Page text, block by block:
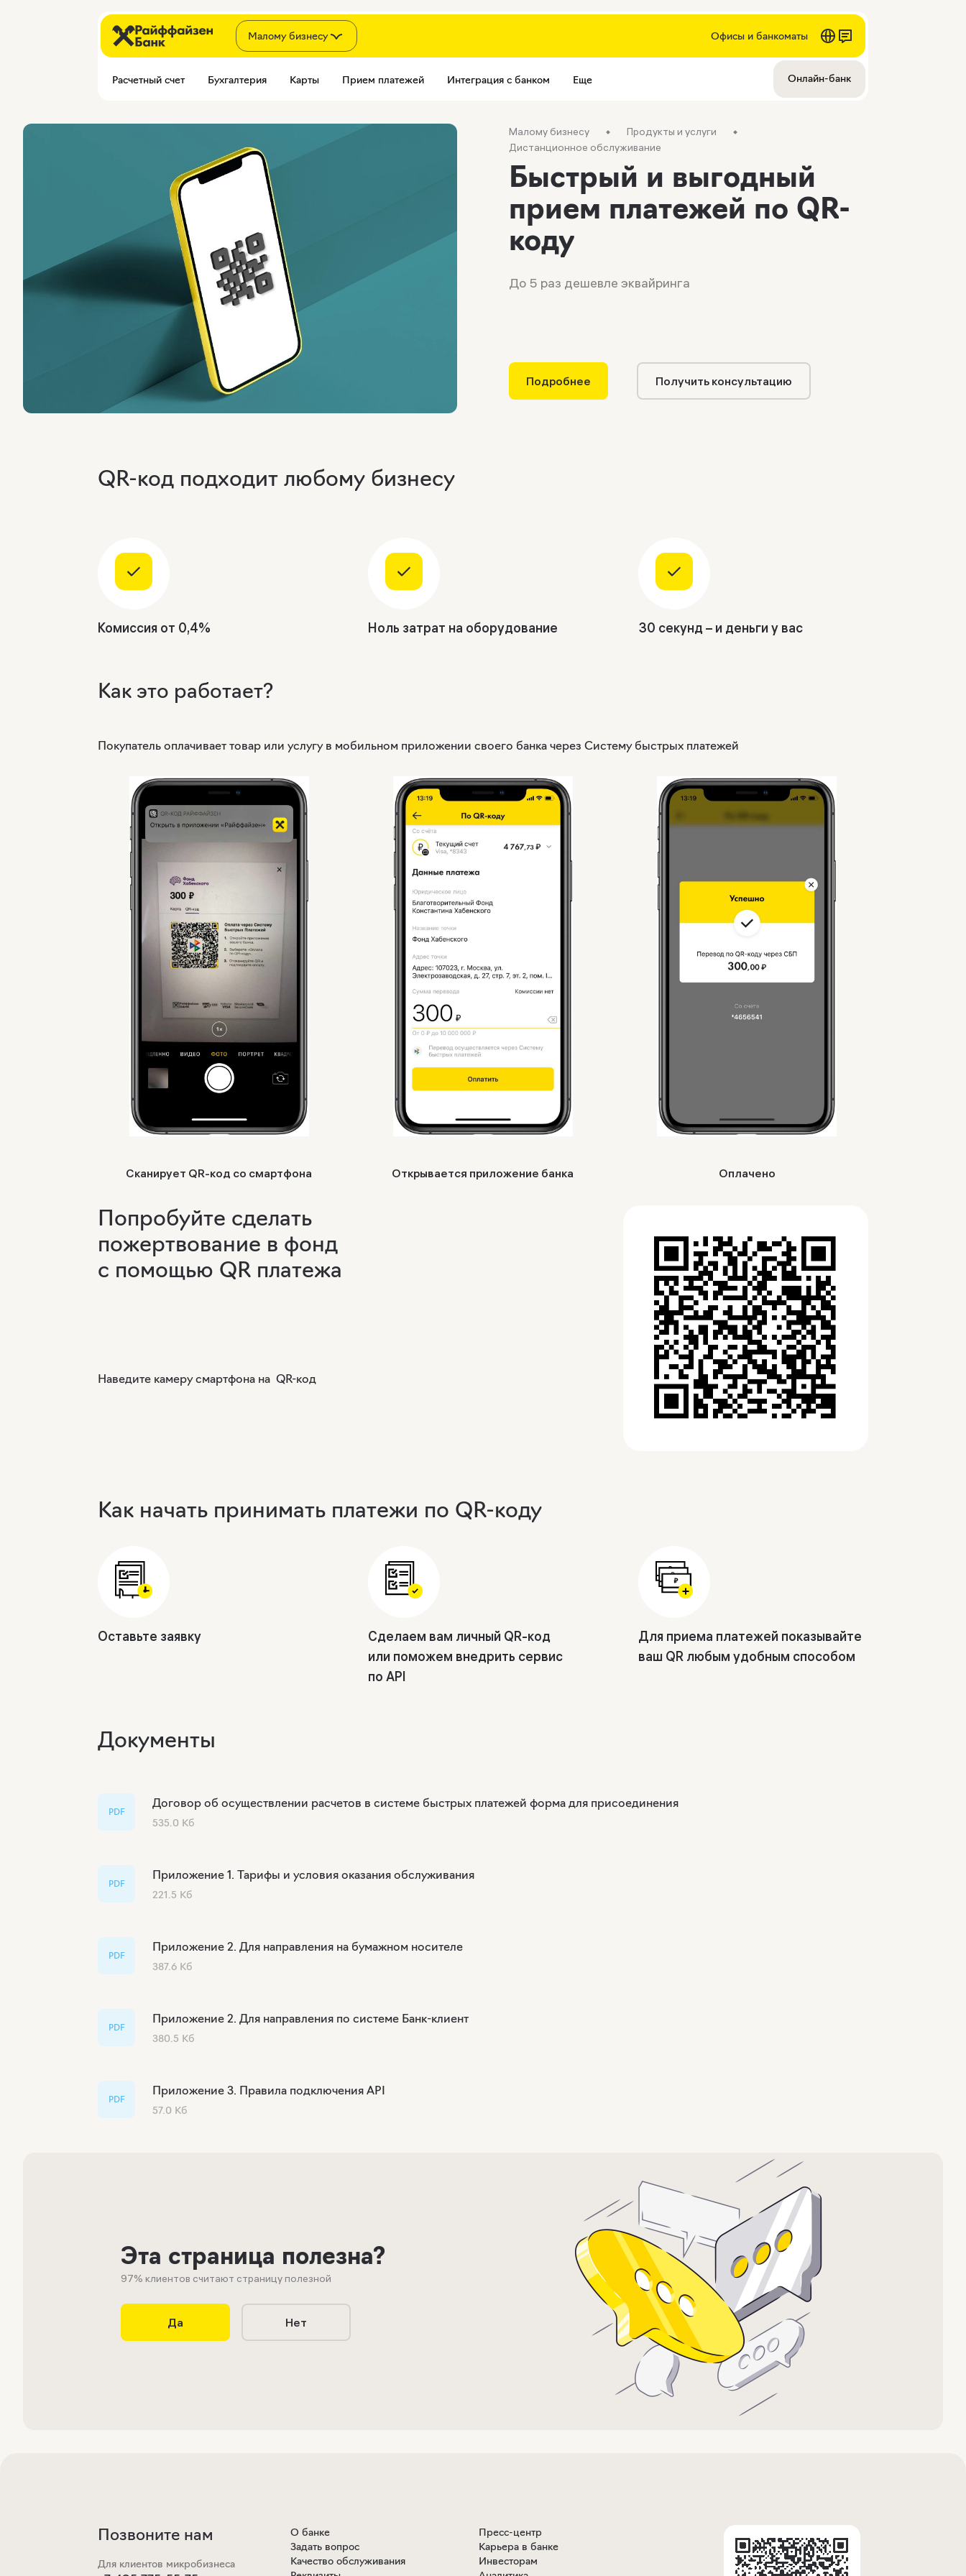
Малому бизнесу Офисы и банкоматы
Расчетный счет Бухгалтерия Карты Прием платежей Интеграция с банком Еще Онлайн-банк
Малому бизнесу
Продукты и услуги
Дистанционное обслуживание
Быстрый и выгодный
прием платежей по QR-
коду
До 5 раз дешевле эквайринга
Подробнее Получить консультацию
QR-код подходит любому бизнесу
Комиссия от 0,4% Ноль затрат на оборудование 30 секунд – и деньги у вас
Как это работает?
Покупатель оплачивает товар или услугу в мобильном приложении своего банка через Систему быстрых платежей
Сканирует QR-код со смартфона Открывается приложение банка Оплачено
Попробуйте сделать
пожертвование в фонд
с помощью QR платежа
Наведите камеру смартфона на QR-код
Как начать принимать платежи по QR-коду
Оставьте заявку
Сделаем вам личный QR-код
или поможем внедрить сервис
по API
Для приема платежей показывайте
ваш QR любым удобным способом
Документы
PDF
Договор об осуществлении расчетов в системе быстрых платежей форма для присоединения
535.0 Кб
PDF
Приложение 1. Тарифы и условия оказания обслуживания
221.5 Кб
PDF
Приложение 2. Для направления на бумажном носителе
387.6 Кб
PDF
Приложение 2. Для направления по системе Банк-клиент
380.5 Кб
PDF
Приложение 3. Правила подключения API
57.0 Кб
Эта страница полезна?
97% клиентов считают страницу полезной
Да Нет
Позвоните нам
Для клиентов микробизнеса
О банке
Задать вопрос
Качество обслуживания
Пресс-центр
Карьера в банке
Инвесторам